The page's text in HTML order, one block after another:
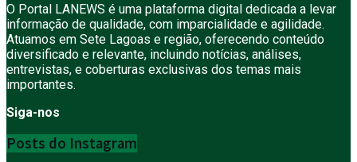
O Portal LANEWS é uma plataforma digital dedicada a levar
informação de qualidade, com imparcialidade e agilidade.
Atuamos em Sete Lagoas e região, oferecendo conteúdo
diversificado e relevante, incluindo notícias, análises,
entrevistas, e coberturas exclusivas dos temas mais
importantes.
Siga-nos
Posts do Instagram